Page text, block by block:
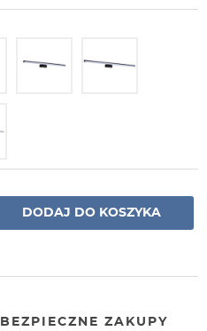
DODAJ DO KOSZYKA
BEZPIECZNE ZAKUPY